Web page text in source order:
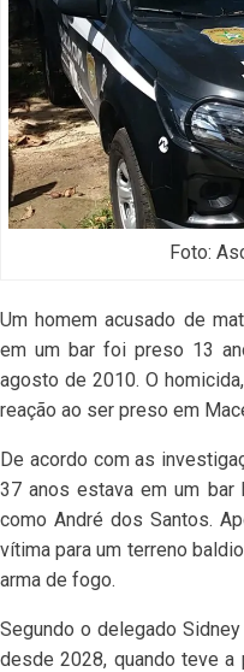
Foto:
Um homem acusado de
em um bar foi preso 13
agosto de 2010. O
reação ao ser preso em
De acordo com as
37 anos estava em um bar
como André dos Santos.
vítima para um terreno
arma de fogo.
Segundo o delegado
desde 2028, quando teve